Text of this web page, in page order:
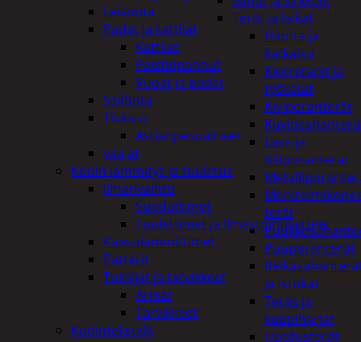
Terät ja laikat
Hionta ja
katkaisu
Kierretapit ja
työkalut
Kiviporanterät
Kuviosahanterä
Lasi- ja
tiiliporanterät
terät
Puuporanterät
ja istukat
Teräs ja
kuppiharjat
Upotusterät
Leivonta
Padat ja kattilat
Kattilat
Paistinpannut
Vuoat ja padat
Säilöntä
Tiskaus
Astianpesuaineet
vaa'at
Kodin lämmitys ja tuuletus
Ilmanvaihto
Suodattimet
Tuulettimet ja Ilmastointilaitteet
Kaasulämmittimet
Patterit
Tulisijat ja tarvikkeet
Arinat
Tarvikkeet
Kodintekstiilit